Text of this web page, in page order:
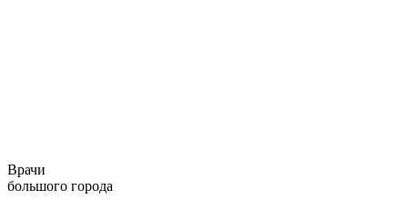
Врачи
большого города